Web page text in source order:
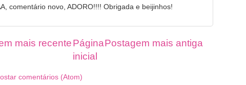
comentário novo, ADORO!!!! Obrigada e beijinhos!
mais recente Postagem mais antiga
Página
inicial
comentários (Atom)